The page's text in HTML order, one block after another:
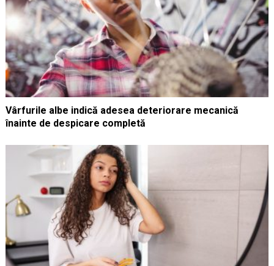
Vârfurile albe indică adesea deteriorare mecanică
înainte de despicare completă